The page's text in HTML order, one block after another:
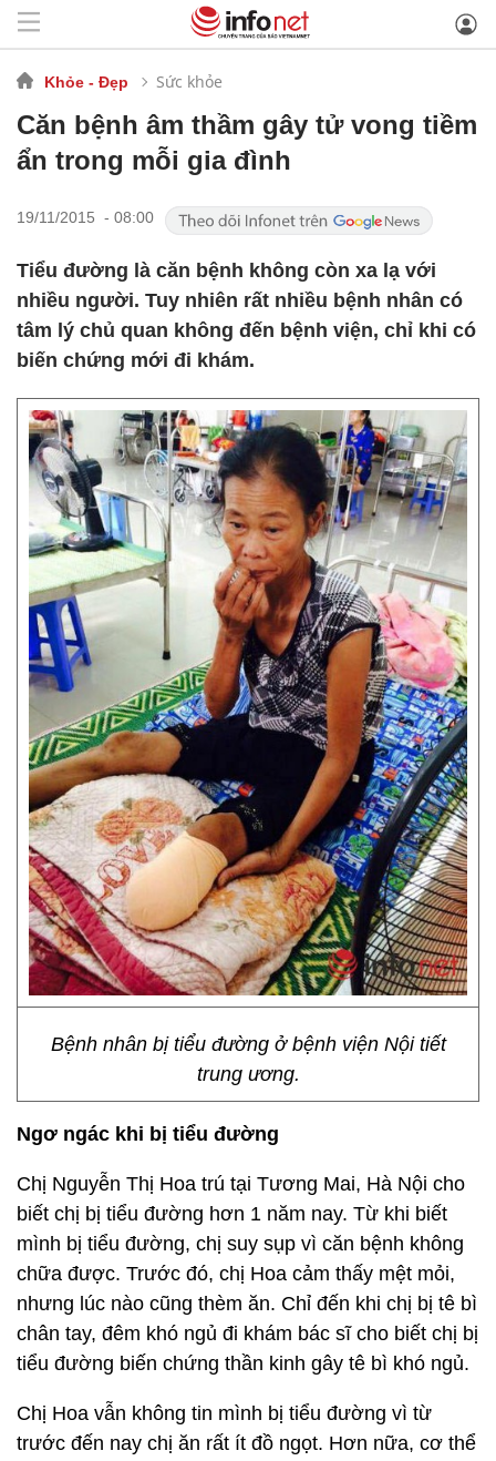
Khỏe - Đẹp Sức khỏe
Căn bệnh âm thầm gây tử vong tiềm
ẩn trong mỗi gia đình
19/11/2015 - 08:00
Tiểu đường là căn bệnh không còn xa lạ với
nhiều người. Tuy nhiên rất nhiều bệnh nhân có
tâm lý chủ quan không đến bệnh viện, chỉ khi có
biến chứng mới đi khám.
Bệnh nhân bị tiểu đường ở bệnh viện Nội tiết
trung ương.
Ngơ ngác khi bị tiểu đường
Chị Nguyễn Thị Hoa trú tại Tương Mai, Hà Nội cho
biết chị bị tiểu đường hơn 1 năm nay. Từ khi biết
mình bị tiểu đường, chị suy sụp vì căn bệnh không
chữa được. Trước đó, chị Hoa cảm thấy mệt mỏi,
nhưng lúc nào cũng thèm ăn. Chỉ đến khi chị bị tê bì
chân tay, đêm khó ngủ đi khám bác sĩ cho biết chị bị
tiểu đường biến chứng thần kinh gây tê bì khó ngủ.
Chị Hoa vẫn không tin mình bị tiểu đường vì từ
trước đến nay chị ăn rất ít đồ ngọt. Hơn nữa, cơ thể